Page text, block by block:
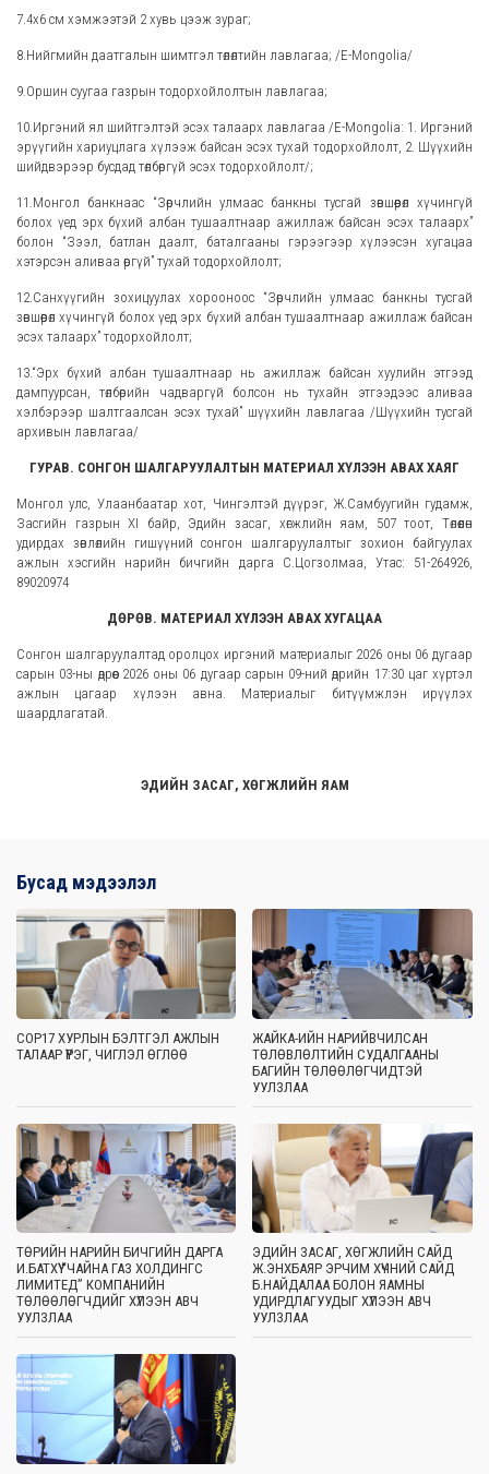
7.4х6 см хэмжээтэй 2 хувь цээж зураг;
8.Нийгмийн даатгалын шимтгэл төлөлтийн лавлагаа; /E-Mongolia/
9.Оршин суугаа газрын тодорхойлолтын лавлагаа;
10.Иргэний ял шийтгэлтэй эсэх талаарх лавлагаа /E-Mongolia: 1. Иргэний
эрүүгийн хариуцлага хүлээж байсан эсэх тухай тодорхойлолт, 2. Шүүхийн
шийдвэрээр бусдад төлбөргүй эсэх тодорхойлолт/;
11.Монгол банкнаас “Зөрчлийн улмаас банкны тусгай зөвшөөрөл хүчингүй
болох үед эрх бүхий албан тушаалтнаар ажиллаж байсан эсэх талаарх”
болон “Зээл, батлан даалт, баталгааны гэрээгээр хүлээсэн хугацаа
хэтэрсэн аливаа өргүй” тухай тодорхойлолт;
12.Санхүүгийн зохицуулах хорооноос “Зөрчлийн улмаас банкны тусгай
зөвшөөрөл хүчингүй болох үед эрх бүхий албан тушаалтнаар ажиллаж байсан
эсэх талаарх” тодорхойлолт;
13.“Эрх бүхий албан тушаалтнаар нь ажиллаж байсан хуулийн этгээд
дампуурсан, төлбөрийн чадваргүй болсон нь тухайн этгээдээс аливаа
хэлбэрээр шалтгаалсан эсэх тухай” шүүхийн лавлагаа /Шүүхийн тусгай
архивын лавлагаа/
ГУРАВ. СОНГОН ШАЛГАРУУЛАЛТЫН МАТЕРИАЛ ХҮЛЭЭН АВАХ ХАЯГ
Монгол улс, Улаанбаатар хот, Чингэлтэй дүүрэг, Ж.Самбуугийн гудамж,
Засгийн газрын XI байр, Эдийн засаг, хөгжлийн яам, 507 тоот, Төлөөлөн
удирдах зөвлөлийн гишүүний сонгон шалгаруулалтыг зохион байгуулах
ажлын хэсгийн нарийн бичгийн дарга С.Цогзолмаа, Утас: 51-264926,
89020974
ДӨРӨВ. МАТЕРИАЛ ХҮЛЭЭН АВАХ ХУГАЦАА
Сонгон шалгаруулалтад оролцох иргэний материалыг 2026 оны 06 дугаар
сарын 03-ны өдрөөс 2026 оны 06 дугаар сарын 09-ний өдрийн 17:30 цаг хүртэл
ажлын цагаар хүлээн авна. Материалыг битүүмжлэн ирүүлэх
шаардлагатай.
ЭДИЙН ЗАСАГ, ХӨГЖЛИЙН ЯАМ
Бусад мэдээлэл
COP17 ХУРЛЫН БЭЛТГЭЛ АЖЛЫН
ТАЛААР ҮҮРЭГ, ЧИГЛЭЛ ӨГЛӨӨ
ЖАЙКА-ИЙН НАРИЙВЧИЛСАН
ТӨЛӨВЛӨЛТИЙН СУДАЛГААНЫ
БАГИЙН ТӨЛӨӨЛӨГЧИДТЭЙ
УУЛЗЛАА
ТӨРИЙН НАРИЙН БИЧГИЙН ДАРГА
И.БАТХҮҮ “ЧАЙНА ГАЗ ХОЛДИНГС
ЛИМИТЕД” КОМПАНИЙН
ТӨЛӨӨЛӨГЧДИЙГ ХҮЛЭЭН АВЧ
УУЛЗЛАА
ЭДИЙН ЗАСАГ, ХӨГЖЛИЙН САЙД
Ж.ЭНХБАЯР ЭРЧИМ ХҮЧНИЙ САЙД
Б.НАЙДАЛАА БОЛОН ЯАМНЫ
УДИРДЛАГУУДЫГ ХҮЛЭЭН АВЧ
УУЛЗЛАА